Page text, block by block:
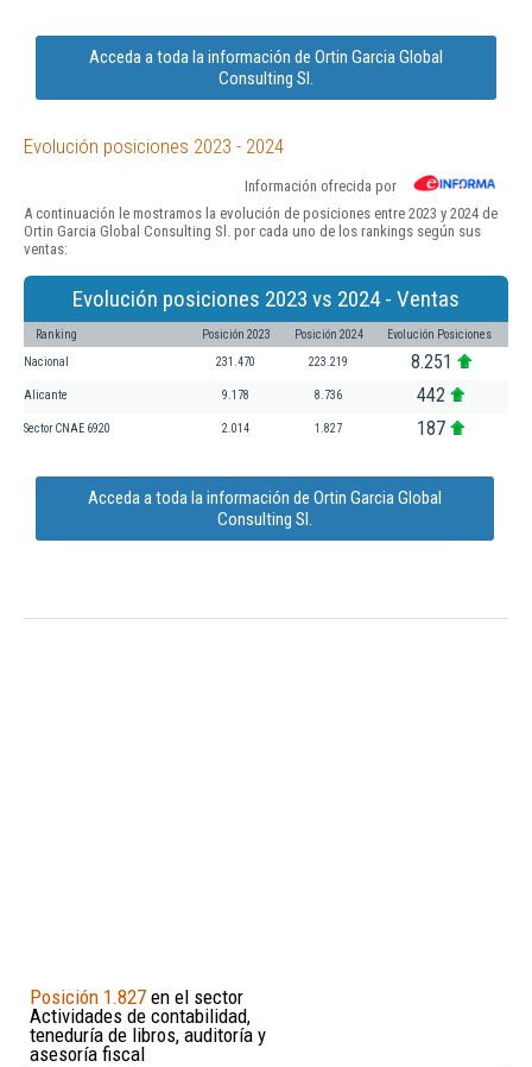
Acceda a toda la información de Ortin Garcia Global
Consulting Sl.
Evolución posiciones 2023 - 2024
Información ofrecida por
A continuación le mostramos la evolución de posiciones entre 2023 y 2024 de
Ortin Garcia Global Consulting Sl. por cada uno de los rankings según sus
ventas:
Evolución posiciones 2023 vs 2024 - Ventas
Ranking Posición 2023 Posición 2024 Evolución Posiciones
Nacional 231.470 223.219 8.251
Alicante 9.178 8.736 442
Sector CNAE 6920 2.014 1.827 187
Acceda a toda la información de Ortin Garcia Global
Consulting Sl.
Posición 1.827 en el sector
Actividades de contabilidad,
teneduría de libros, auditoría y
asesoría fiscal